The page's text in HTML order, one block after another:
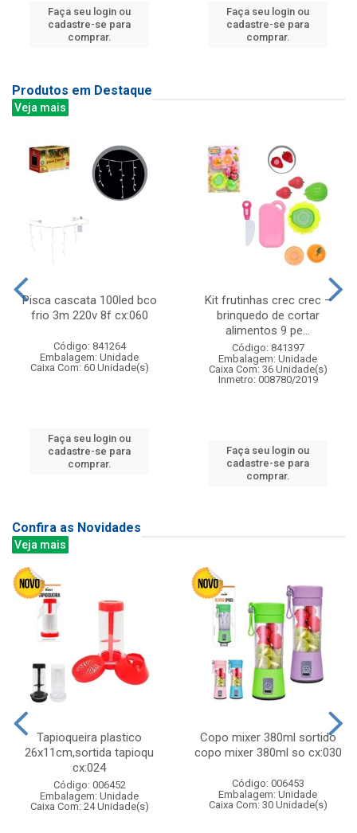
Faça seu login ou
cadastre-se para
comprar.
Faça seu login ou
cadastre-se para
comprar.
Produtos em Destaque
Veja mais
Pisca cascata 100led bco
frio 3m 220v 8f cx:060
Código: 841264
Embalagem: Unidade
Caixa Com: 60 Unidade(s)
Faça seu login ou
cadastre-se para
comprar.
Kit frutinhas crec crec –
brinquedo de cortar
alimentos 9 pe...
Código: 841397
Embalagem: Unidade
Caixa Com: 36 Unidade(s)
Inmetro: 008780/2019
Faça seu login ou
cadastre-se para
comprar.
Confira as Novidades
Veja mais
Tapioqueira plastico
26x11cm,sortida tapioqu
cx:024
Código: 006452
Embalagem: Unidade
Caixa Com: 24 Unidade(s)
Copo mixer 380ml sortido
copo mixer 380ml so cx:030
Código: 006453
Embalagem: Unidade
Caixa Com: 30 Unidade(s)